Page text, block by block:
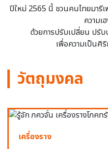
ปีใหม่ 2565 นี้ ชวนคนไทยมารี
ความเ
ด้วยการปรับเปลี่ยน ปรั
เพื่อความเป็นศิ
วัตถุมงคล
เครื่องราง